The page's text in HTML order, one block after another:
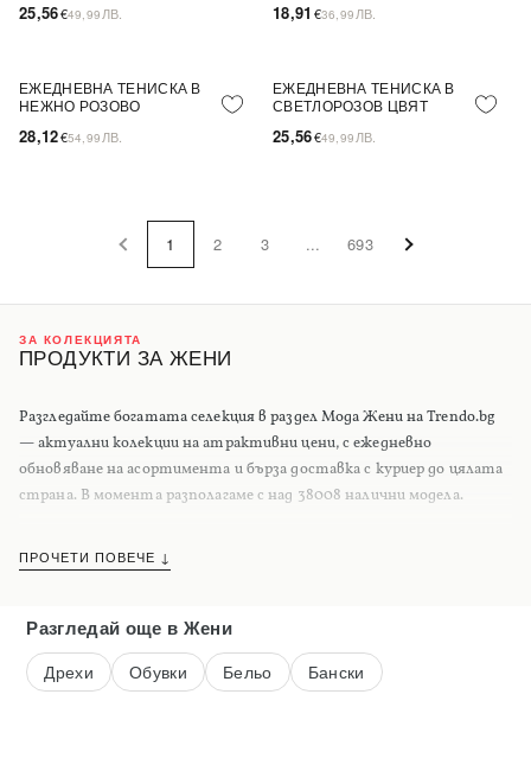
25,56€49,99 ЛВ. 18,91 €36,99 ЛВ.
NEW IN ПОСЛЕДНА БРОЙКА
ЕЖЕДНЕВНА ТЕНИСКА В
НЕЖНО РОЗОВО
28,12€54,99 ЛВ.
NEW IN ПОСЛЕДНА БРОЙКА
ЕЖЕДНЕВНА ТЕНИСКА В
СВЕТЛОРОЗОВ ЦВЯТ
25,56€49,99 ЛВ.
1 2 3 ... 693
ЗА КОЛЕКЦИЯТА
ПРОДУКТИ ЗА ЖЕНИ
Разгледайте богатата селекция в раздел Мода Жени на Trendo.bg
— актуални колекции на атрактивни цени, с ежедневно
обновяване на асортимента и бърза доставка с куриер до цялата
страна. В момента разполагаме с над 38008 налични модела.
ПРОЧЕТИ ПОВЕЧЕ ↓
Разгледай още в Жени
Дрехи Обувки Бельо Бански